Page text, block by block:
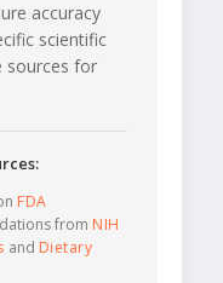
accuracy
scientific
sources for
FDA
from NIH
and Dietary